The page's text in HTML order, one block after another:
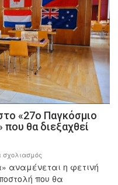
Και
τουρνουά
μπάσκετ
3×3
«Γιώργος
Δημήτρουλας»
«27ο Παγκόσμιο
θα διεξαχθεί
σχολιασμός
Καλαβρυτινές
συμμετοχές
αναμένεται η φετινή
που θα